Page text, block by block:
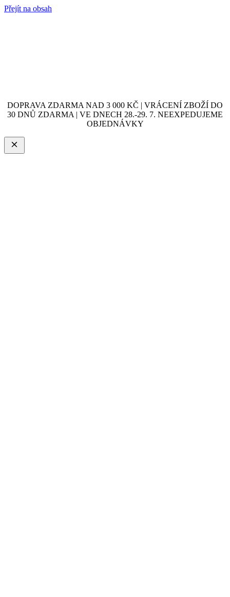
Přejít na obsah
DOPRAVA ZDARMA NAD 3 000 KČ | VRÁCENÍ ZBOŽÍ DO
30 DNŮ ZDARMA | VE DNECH 28.-29. 7. NEEXPEDUJEME
OBJEDNÁVKY